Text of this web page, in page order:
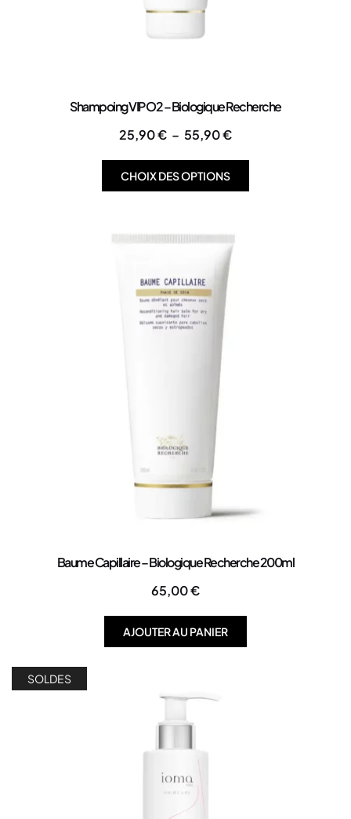
Shampoing VIP O2 – Biologique Recherche
25,90€ – 55,90€
CHOIX DES OPTIONS
Baume Capillaire – Biologique Recherche 200ml
65,00€
AJOUTER AU PANIER
SOLDES